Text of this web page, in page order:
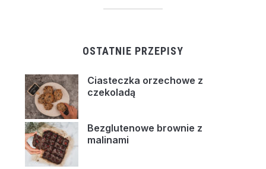
OSTATNIE PRZEPISY
Ciasteczka orzechowe z
czekoladą
Bezglutenowe brownie z
malinami